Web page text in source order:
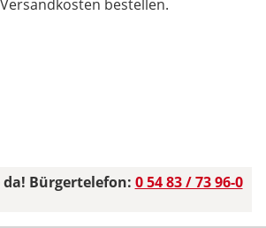
bestellen.
Bürgertelefon: 0 54 83 / 73 96-0